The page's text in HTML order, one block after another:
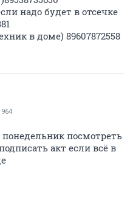
надо будет в отсечке
в доме) 89607872558
посмотреть
акт если всё в